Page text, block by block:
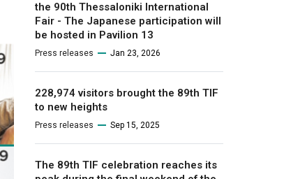
the 90th Thessaloniki International
Fair - The Japanese participation will
be hosted in Pavilion 13
Press releases Jan 23, 2026
228,974 visitors brought the 89th TIF
to new heights
Press releases Sep 15, 2025
The 89th TIF celebration reaches its